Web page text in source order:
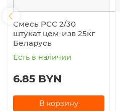
Смесь РСС 2/30
штукат цем-изв 25кг
Беларусь
Есть в наличии
6.85 BYN
В корзину